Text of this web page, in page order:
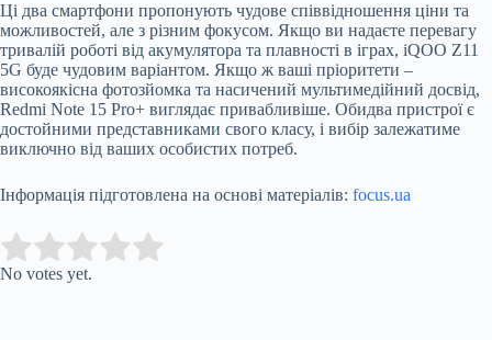
Ці два смартфони пропонують чудове співвідношення ціни та
можливостей, але з різним фокусом. Якщо ви надаєте перевагу
тривалій роботі від акумулятора та плавності в іграх, iQOO Z11
5G буде чудовим варіантом. Якщо ж ваші пріоритети –
високоякісна фотозйомка та насичений мультимедійний досвід,
Redmi Note 15 Pro+ виглядає привабливіше. Обидва пристрої є
достойними представниками свого класу, і вибір залежатиме
виключно від ваших особистих потреб.
Інформація підготовлена на основі матеріалів: focus.ua
Rate this item:
No votes yet.